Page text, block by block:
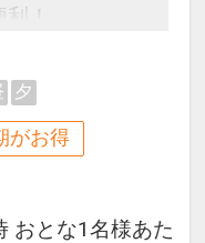
！
【早３０】
でのご予約が
予約受付で
更、おとな・
夕
がお得
おとな1名様あた